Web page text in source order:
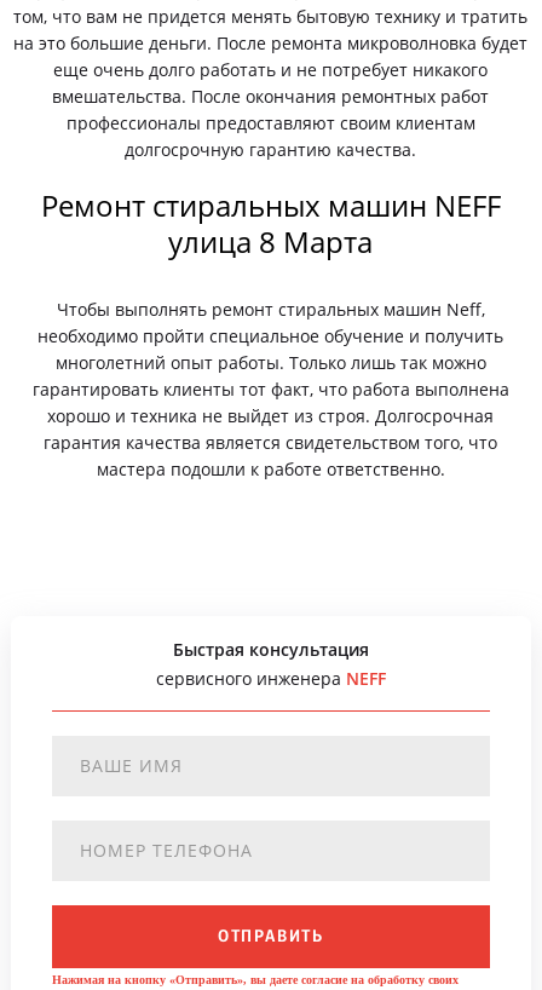
том, что вам не придется менять бытовую технику и тратить
на это большие деньги. После ремонта микроволновка будет
еще очень долго работать и не потребует никакого
вмешательства. После окончания ремонтных работ
профессионалы предоставляют своим клиентам
долгосрочную гарантию качества.
Ремонт стиральных машин NEFF
улица 8 Марта
Чтобы выполнять ремонт стиральных машин Neff,
необходимо пройти специальное обучение и получить
многолетний опыт работы. Только лишь так можно
гарантировать клиенты тот факт, что работа выполнена
хорошо и техника не выйдет из строя. Долгосрочная
гарантия качества является свидетельством того, что
мастера подошли к работе ответственно.
Быстрая консультация
сервисного инженера NEFF
ОТПРАВИТЬ
Нажимая на кнопку «Отправить», вы даете согласие на обработку своих